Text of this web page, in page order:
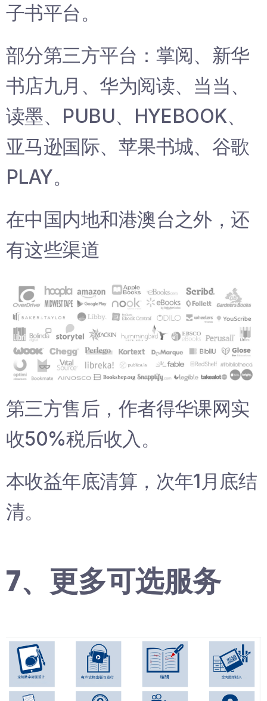
子书平台。
部分第三方平台：掌阅、新华
书店九月、华为阅读、当当、
读墨、PUBU、HYEBOOK、
亚马逊国际、苹果书城、谷歌
PLAY。
在中国内地和港澳台之外，还
有这些渠道
第三方售后，作者得华课网实
收50%税后收入。
本收益年底清算，次年1月底结
清。
7、更多可选服务